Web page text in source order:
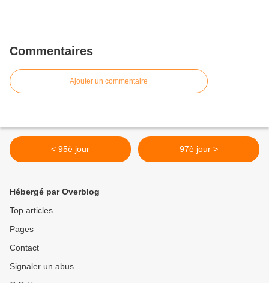
Commentaires
Ajouter un commentaire
< 95è jour 97è jour >
Hébergé par Overblog
Top articles
Pages
Contact
Signaler un abus